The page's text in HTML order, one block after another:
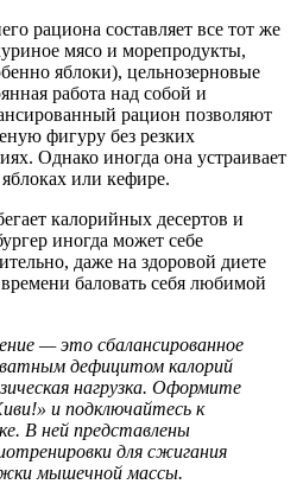
рациона составляет все тот же
мясо и морепродукты,
яблоки), цельнозерновые
работа над собой и
рацион позволяют
фигуру без резких
Однако иногда она устраивает
или кефире.
калорийных десертов и
иногда может себе
даже на здоровой диете
баловать себя любимой
— это сбалансированное
дефицитом калорий
нагрузка. Оформите
и подключайтесь к
В ней представлены
для сжигания
мышечной массы.